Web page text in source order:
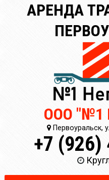
АРЕНДА
ООО "№1
Первоуральск,
+7